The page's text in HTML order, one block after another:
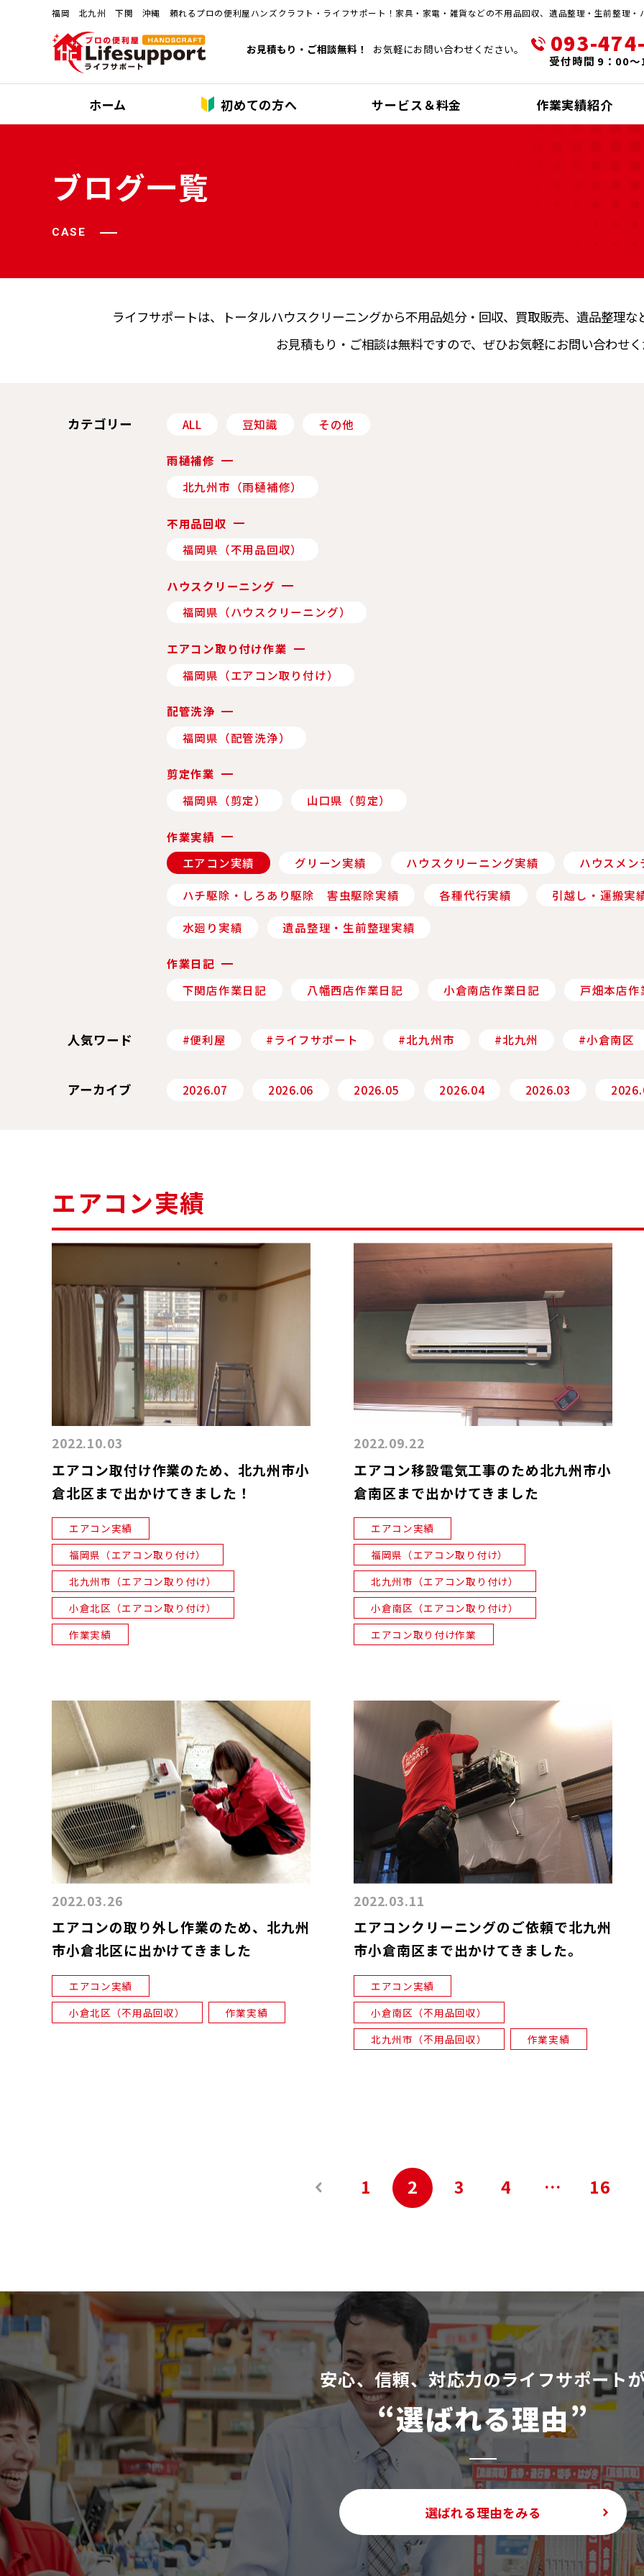
福岡 北九州 下関 沖縄 頼れるプロの便利屋ハンズクラフト・ライフサポート！家具・家電・雑貨などの不用品回収、遺品整理・生前整理・
お見積もり・ご相談無料！ お気軽にお問い合わせください。 093-
受付時間 9：00
ホーム 初めての方へ サービス＆料金 作業実績紹介
ブログ一覧
CASE
ライフサポートは、トータルハウスクリーニングから不⽤品処分・回収、 買取販売、遺品整理な
お⾒積もり・ご相談は無料ですので、ぜひお気軽にお問い合わせ
カテゴリー ALL 豆知識 その他
雨樋補修
北九州市（雨樋補修）
不用品回収
福岡県（不用品回収）
ハウスクリーニング
福岡県（ハウスクリーニング）
エアコン取り付け作業
福岡県（エアコン取り付け）
配管洗浄
福岡県（配管洗浄）
剪定作業
福岡県（剪定）
山口県（剪定）
作業実績
エアコン実績
グリーン実績 ハウスクリーニング実績 ハウスメン
ハチ駆除・しろあり駆除 害虫駆除実績 各種代行実績 引越し・運搬実
水廻り実績 遺品整理・生前整理実績
作業日記
下関店作業日記
八幡西店作業日記 小倉南店作業日記 戸畑本店作
人気ワード #便利屋 #ライフサポート #北九州市 #北九州 #小倉南区
アーカイブ 2026.07 2026.06 2026.05 2026.04 2026.03
エアコン実績
2022.10.03
エアコン取付け作業のため、北九州市小
倉北区まで出かけてきました！
エアコン実績
福岡県（エアコン取り付け）
北九州市（エアコン取り付け）
小倉北区（エアコン取り付け）
作業実績
2022.09.22
エアコン移設電気工事のため北九州市小
倉南区まで出かけてきました
エアコン実績
福岡県（エアコン取り付け）
北九州市（エアコン取り付け）
小倉南区（エアコン取り付け）
エアコン取り付け作業
2022.03.26
エアコンの取り外し作業のため、北九州
市小倉北区に出かけてきました
エアコン実績
小倉北区（不用品回収）
作業実績
2022.03.11
エアコンクリーニングのご依頼で北九州
市小倉南区まで出かけてきました。
エアコン実績
小倉南区（不用品回収）
北九州市（不用品回収）
作業実績
シ
1 2 3 4 …
16
安⼼、信頼、対応⼒のライフサポート
“選ばれる理由”
選ばれる理由をみる